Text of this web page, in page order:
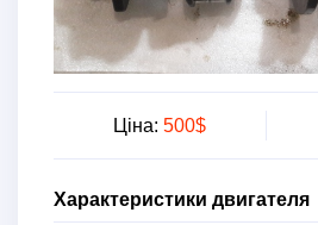
Ціна:500$
Характеристики двигателя